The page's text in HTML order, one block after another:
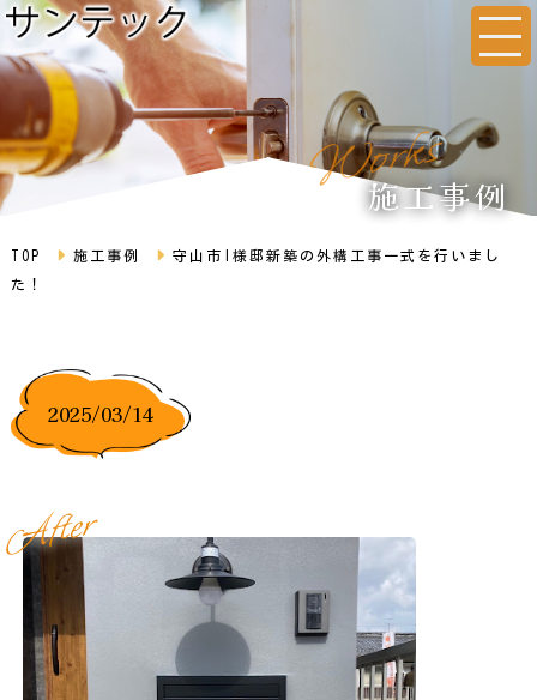
Works
施工事例
TOP 施工事例
守山市I様邸新築の外構工事一式を行いまし
た！
2025/03/14
After